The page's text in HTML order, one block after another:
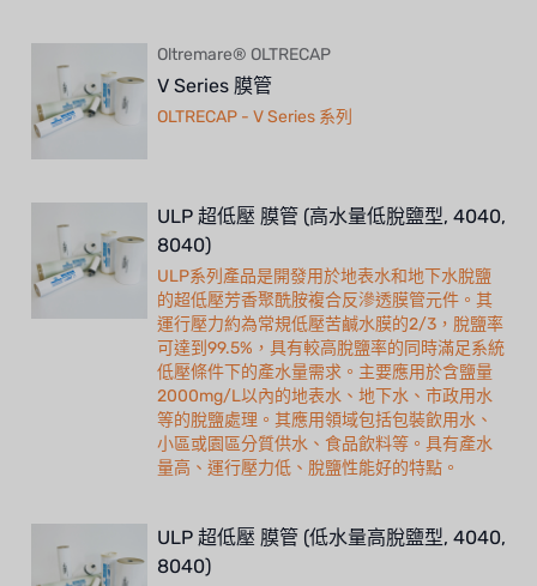
Oltremare® OLTRECAP
V Series 膜管
OLTRECAP - V Series 系列
ULP 超低壓 膜管 (高水量低脫鹽型, 4040,
8040)
ULP系列產品是開發用於地表水和地下水脫鹽
的超低壓芳香聚酰胺複合反滲透膜管元件。其
運行壓力約為常規低壓苦鹹水膜的2/3，脫鹽率
可達到99.5%，具有較高脫鹽率的同時滿足系統
低壓條件下的產水量需求。主要應用於含鹽量
2000mg/L以內的地表水、地下水、市政用水
等的脫鹽處理。其應用領域包括包裝飲用水、
小區或園區分質供水、食品飲料等。具有產水
量高、運行壓力低、脫鹽性能好的特點。
ULP 超低壓 膜管 (低水量高脫鹽型, 4040,
8040)